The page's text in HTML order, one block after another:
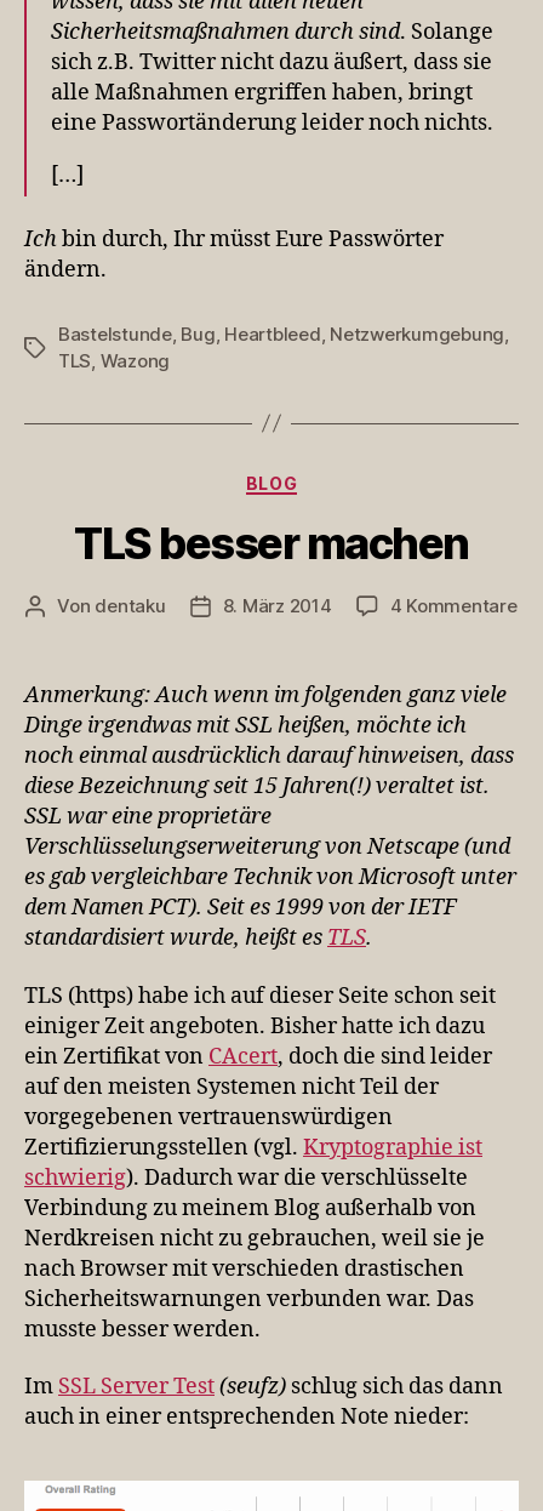
Sicherheitsmaßnahmen durch sind. Solange
sich z.B. Twitter nicht dazu äußert, dass sie
alle Maßnahmen ergriffen haben, bringt
eine Passwortänderung leider noch nichts.
[…]
Ichbin durch, Ihr müsst Eure Passwörter
ändern.
Schlagwörter
Bastelstunde, Bug Heartbleed Netzwerkumgebung
TLS Wazong
Kategorien
BLOG
TLS besser machen
Beitragsautor
Von dentaku Veröffentlichungsdatum
8. März 2014 4 Kommentarezu
Anmerkung: Auch wenn im folgenden ganz viele
Dinge irgendwas mit SSL heißen, möchte ich
noch einmal ausdrücklich darauf hinweisen, dass
diese Bezeichnung seit 15 Jahren(!) veraltet ist.
SSL war eine proprietäre
Verschlüsselungserweiterung von Netscape (und
es gab vergleichbare Technik von Microsoft unter
dem Namen PCT). Seit es 1999 von der IETF
standardisiert wurde, heißt es TLS.
TLS (https) habe ich auf dieser Seite schon seit
einiger Zeit angeboten. Bisher hatte ich dazu
ein Zertifikat von CAcert, doch die sind leider
auf den meisten Systemen nicht Teil der
vorgegebenen vertrauenswürdigen
Zertifizierungsstellen (vgl. Kryptographie ist
schwierig). Dadurch war die verschlüsselte
Verbindung zu meinem Blog außerhalb von
Nerdkreisen nicht zu gebrauchen, weil sie je
nach Browser mit verschieden drastischen
Sicherheitswarnungen verbunden war. Das
musste besser werden.
Im SSL Server Test(seufz) schlug sich das dann
auch in einer entsprechenden Note nieder: